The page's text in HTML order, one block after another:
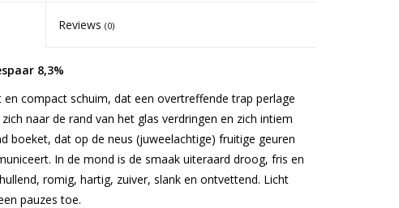
Reviews(0)
8,3%
compact schuim, dat een overtreffende trap perlage
naar de rand van het glas verdringen en zich intiem
boeket, dat op de neus (juweelachtige) fruitige geuren
In de mond is de smaak uiteraard droog, fris en
romig, hartig, zuiver, slank en ontvettend. Licht
pauzes toe.